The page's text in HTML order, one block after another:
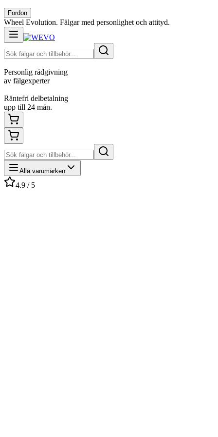
Fordon
Wheel Evolution. Fälgar med personlighet och attityd.
Personlig rådgivning
av fälgexperter
Räntefri delbetalning
upp till 24 mån.
Alla varumärken
4.9 / 5